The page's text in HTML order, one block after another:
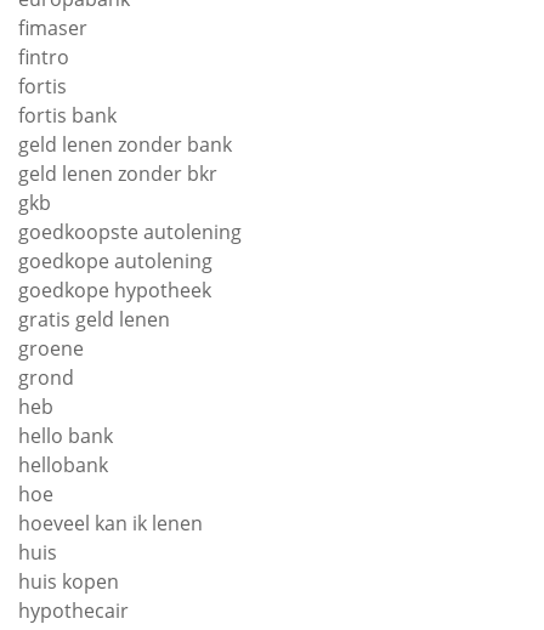
fimaser
fintro
fortis
fortis bank
geld lenen zonder bank
geld lenen zonder bkr
gkb
goedkoopste autolening
goedkope autolening
goedkope hypotheek
gratis geld lenen
groene
grond
heb
hello bank
hellobank
hoe
hoeveel kan ik lenen
huis
huis kopen
hypothecair